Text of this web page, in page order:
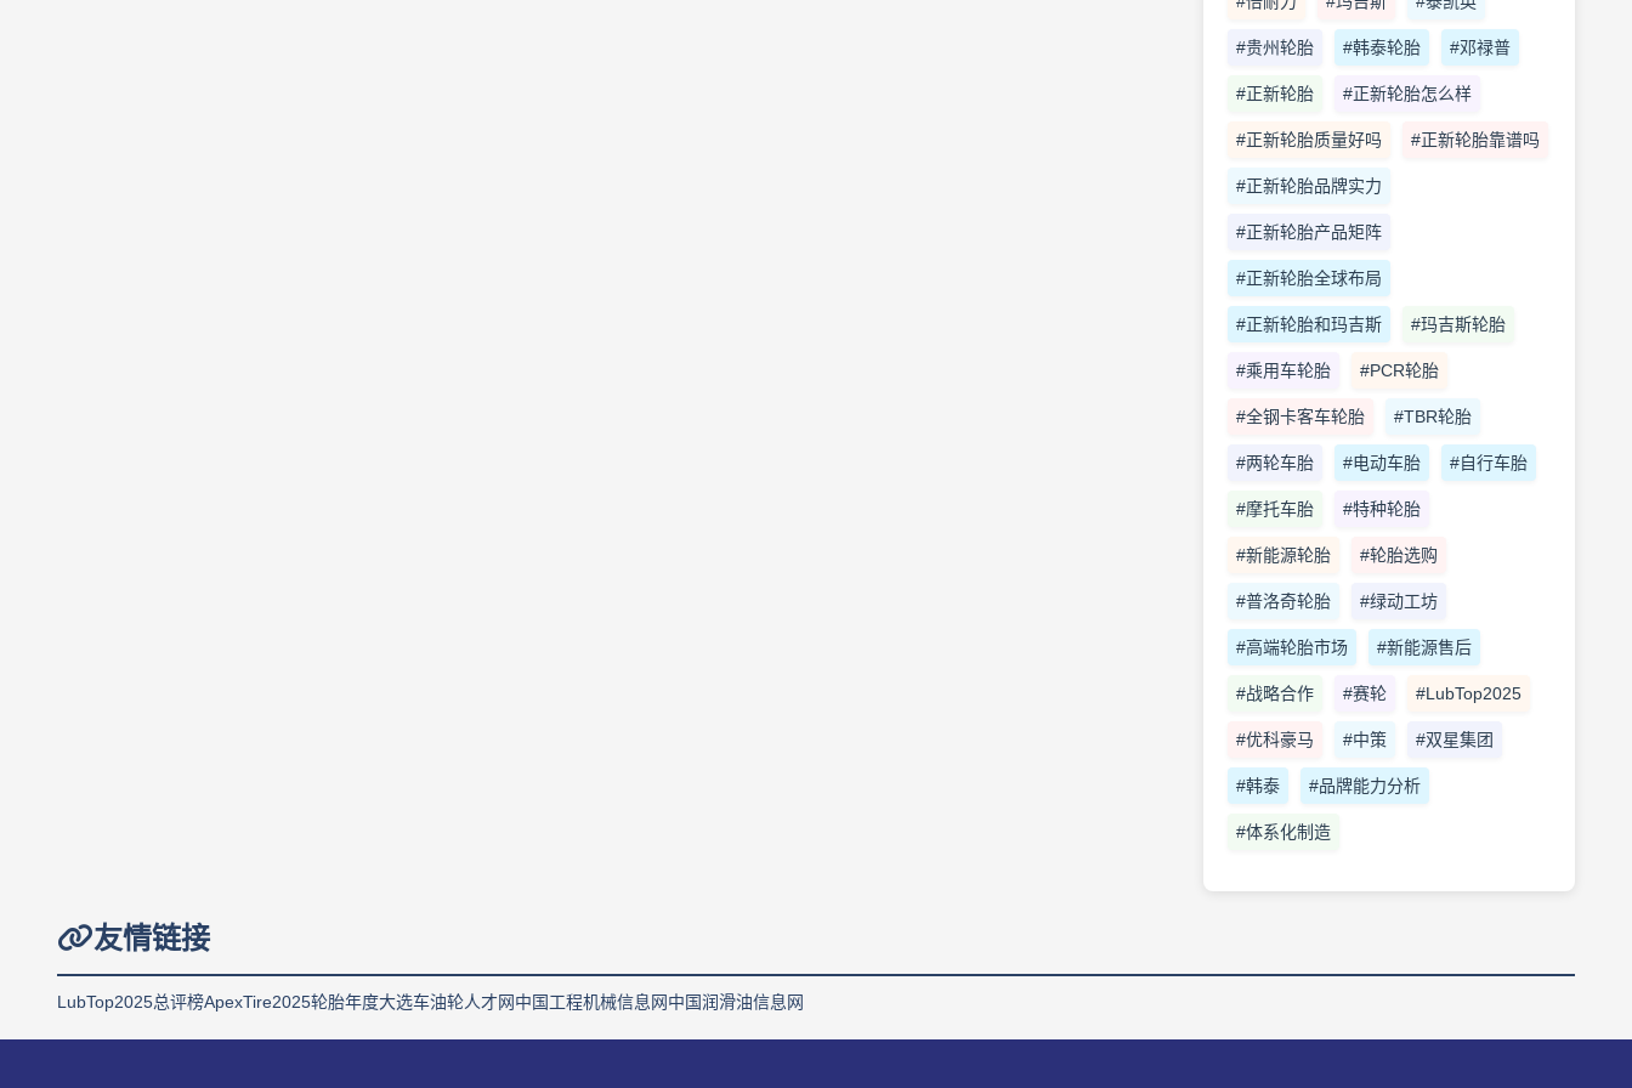
#贵州轮胎 #韩泰轮胎 #邓禄普
#正新轮胎 #正新轮胎怎么样
#正新轮胎质量好吗 #正新轮胎靠谱吗
#正新轮胎品牌实力
#正新轮胎产品矩阵
#正新轮胎全球布局
#正新轮胎和玛吉斯 #玛吉斯轮胎
#乘用车轮胎 #PCR轮胎
#全钢卡客车轮胎 #TBR轮胎
#两轮车胎 #电动车胎 #自行车胎
#摩托车胎 #特种轮胎
#新能源轮胎 #轮胎选购
#普洛奇轮胎 #绿动工坊
#高端轮胎市场 #新能源售后
#战略合作 #赛轮 #LubTop2025
#优科豪马 #中策 #双星集团
#韩泰 #品牌能力分析
#体系化制造
友情链接
LubTop2025总评榜ApexTire2025轮胎年度大选车油轮人才网中国工程机械信息网中国润滑油信息网